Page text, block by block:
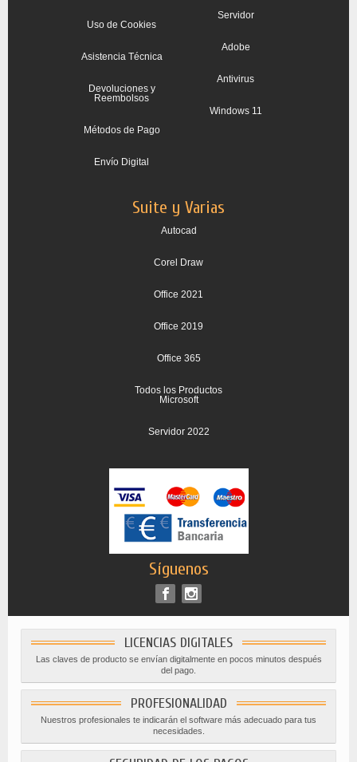
Uso de Cookies
Asistencia Técnica
Devoluciones y
Reembolsos
Métodos de Pago
Envío Digital
Servidor
Adobe
Antivirus
Windows 11
Suite y Varias
Autocad
Corel Draw
Office 2021
Office 2019
Office 365
Todos los Productos
Microsoft
Servidor 2022
Síguenos
LICENCIAS DIGITALES
Las claves de producto se envían digitalmente en pocos minutos después
del pago.
PROFESIONALIDAD
Nuestros profesionales te indicarán el software más adecuado para tus
necesidades.